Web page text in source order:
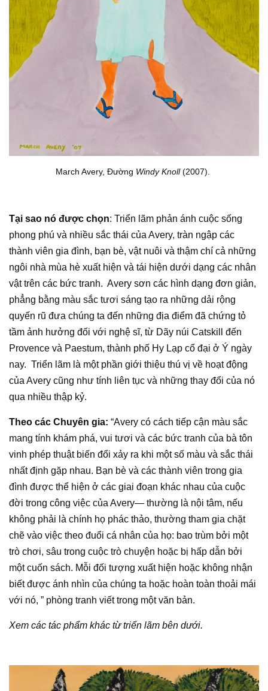
March Avery, Đường Windy Knoll(2007).
Tại sao nó được chọn: Triển lãm phản ánh cuộc sống
phong phú và nhiều sắc thái của Avery, tràn ngập các
thành viên gia đình, bạn bè, vật nuôi và thậm chí cả những
ngôi nhà mùa hè xuất hiện và tái hiện dưới dạng các nhân
vật trên các bức tranh. Avery sơn các hình dạng đơn giản,
phẳng bằng màu sắc tươi sáng tạo ra những dải rộng
quyến rũ đưa chúng ta đến những địa điểm đã chứng tỏ
tầm ảnh hưởng đối với nghệ sĩ, từ Dãy núi Catskill đến
Provence và Paestum, thành phố Hy Lạp cổ đại ở Ý ngày
nay. Triển lãm là một phần giới thiệu thú vị về hoạt động
của Avery cũng như tính liên tục và những thay đổi của nó
qua nhiều thập kỷ.
Theo các Chuyên gia: “Avery có cách tiếp cận màu sắc
mang tính khám phá, vui tươi và các bức tranh của bà tôn
vinh phép thuật biến đổi xảy ra khi một số màu và sắc thái
nhất định gặp nhau. Bạn bè và các thành viên trong gia
đình được thể hiện ở các giai đoạn khác nhau của cuộc
đời trong công việc của Avery— thường là nội tâm, nếu
không phải là chính họ phác thảo, thường tham gia chặt
chẽ vào việc theo đuổi cá nhân của họ: bao trùm bởi một
trò chơi, sâu trong cuộc trò chuyện hoặc bị hấp dẫn bởi
một cuốn sách. Mỗi đối tượng xuất hiện hoặc không nhận
biết được ánh nhìn của chúng ta hoặc hoàn toàn thoải mái
với nó, ” phòng tranh viết trong một văn bản.
Xem các tác phẩm khác từtriển lãm bên dưới.